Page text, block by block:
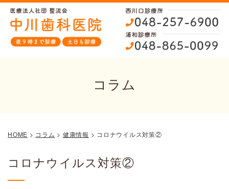
コラム
HOME > コラム > 健康情報 > コロナウイルス対策②
コロナウイルス対策②